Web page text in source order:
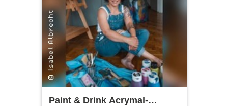
Paint & Drink Acrymal-